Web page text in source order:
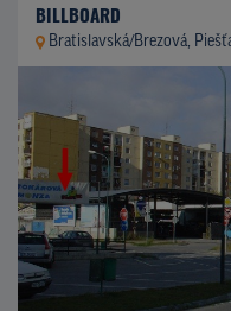
BILLBOARD
Bratislavská/Brezová,